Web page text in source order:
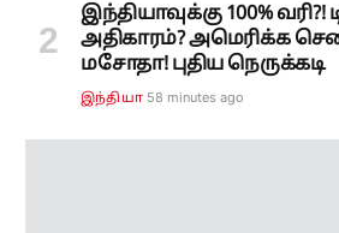
இந்தியாவுக்கு 100% வரி?!
அதிகாரம்? அமெரிக்க
மசோதா! புதிய நெருக்கடி
இந்தியா 58 minutes ago